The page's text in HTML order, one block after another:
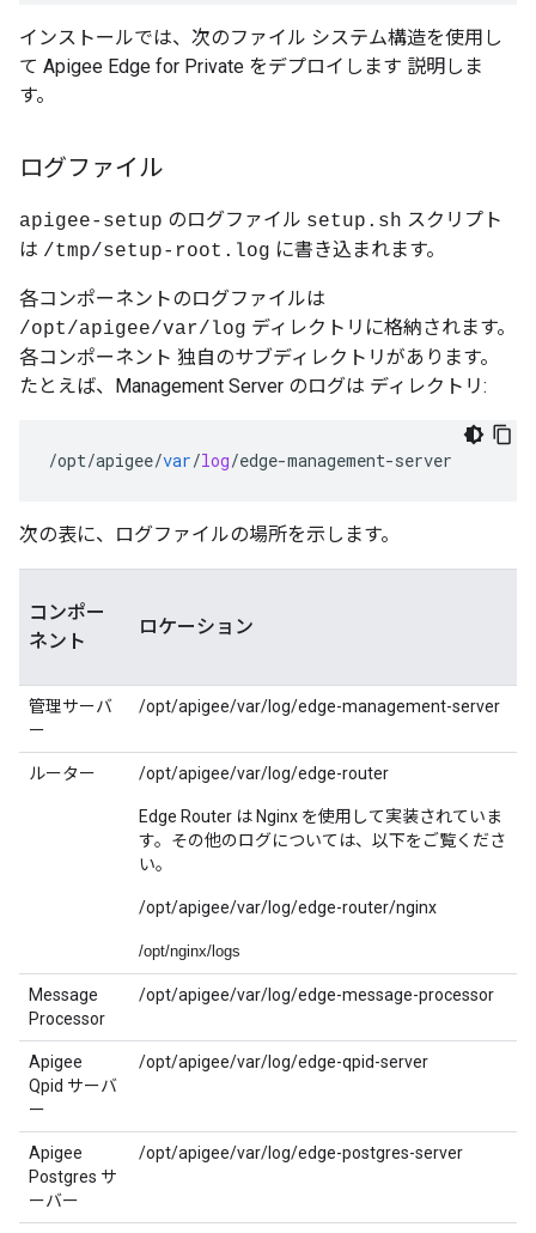
インストールでは、次のファイル システム構造を使用し
て Apigee Edge for Private をデプロイします 説明しま
す。
ログファイル
apigee-setup のログファイル setup.sh スクリプト
は /tmp/setup-root.log に書き込まれます。
各コンポーネントのログファイルは
/opt/apigee/var/log ディレクトリに格納されます。
各コンポーネント 独自のサブディレクトリがあります。
たとえば、Management Server のログは ディレクトリ:
/opt/apigee/var/log/edge-management-server
次の表に、ログファイルの場所を示します。
コンポー
ネント
ロケーション
管理サーバ
ー
/opt/apigee/var/log/edge-management-server
ルーター /opt/apigee/var/log/edge-router
Edge Router は Nginx を使用して実装されていま
す。その他のログについては、以下をご覧くださ
い。
/opt/apigee/var/log/edge-router/nginx
/opt/nginx/logs
Message
Processor
/opt/apigee/var/log/edge-message-processor
Apigee
Qpid サーバ
ー
/opt/apigee/var/log/edge-qpid-server
Apigee
Postgres サ
ーバー
/opt/apigee/var/log/edge-postgres-server